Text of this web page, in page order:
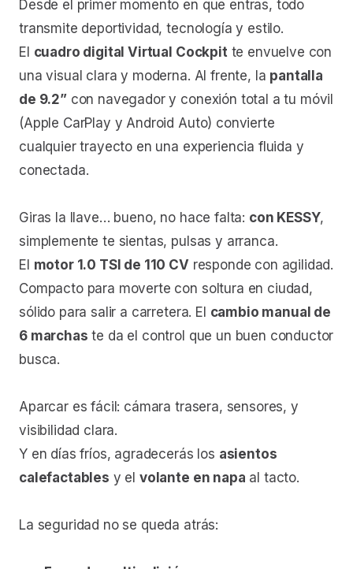
Desde el primer momento en que entras, todo
transmite deportividad, tecnología y estilo.
El cuadro digital Virtual Cockpit te envuelve con
una visual clara y moderna. Al frente, la pantalla
de 9.2”con navegador y conexión total a tu móvil
(Apple CarPlay y Android Auto) convierte
cualquier trayecto en una experiencia fluida y
conectada.
Giras la llave… bueno, no hace falta: con KESSY,
simplemente te sientas, pulsas y arranca.
El motor 1.0 TSI de 110 CV responde con agilidad.
Compacto para moverte con soltura en ciudad,
sólido para salir a carretera. El cambio manual de
6 marchas te da el control que un buen conductor
busca.
Aparcar es fácil: cámara trasera, sensores, y
visibilidad clara.
Y en días fríos, agradecerás los asientos
calefactables y el volante en napa al tacto.
La seguridad no se queda atrás: